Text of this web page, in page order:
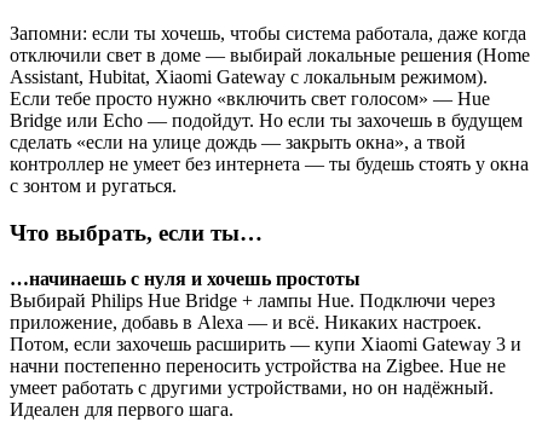
Запомни: если ты хочешь, чтобы система работала, даже когда
отключили свет в доме — выбирай локальные решения (Home
Assistant, Hubitat, Xiaomi Gateway с локальным режимом).
Если тебе просто нужно «включить свет голосом» — Hue
Bridge или Echo — подойдут. Но если ты захочешь в будущем
сделать «если на улице дождь — закрыть окна», а твой
контроллер не умеет без интернета — ты будешь стоять у окна
с зонтом и ругаться.
Что выбрать, если ты…
…начинаешь с нуля и хочешь простоты
Выбирай Philips Hue Bridge + лампы Hue. Подключи через
приложение, добавь в Alexa — и всё. Никаких настроек.
Потом, если захочешь расширить — купи Xiaomi Gateway 3 и
начни постепенно переносить устройства на Zigbee. Hue не
умеет работать с другими устройствами, но он надёжный.
Идеален для первого шага.